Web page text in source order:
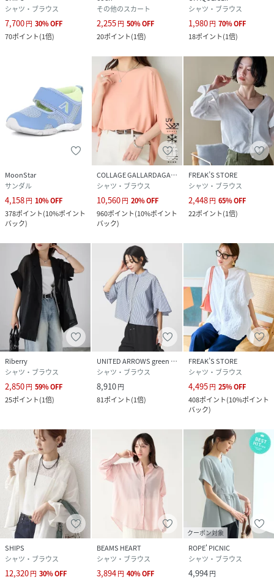
シャツ・ブラウス
7,700円 30%OFF
70ポイント(1倍)
その他のスカート
2,255円 50%OFF
20ポイント(1倍)
シャツ・ブラウス
1,980円 70%OFF
18ポイント(1倍)
MoonStar
サンダル
4,158円 10%OFF
378ポイント(10%ポイント
バック)
COLLAGE GALLARDAGALANTE
シャツ・ブラウス
10,560円 20%OFF
960ポイント(10%ポイント
バック)
FREAK’S STORE
シャツ・ブラウス
2,448円 65%OFF
22ポイント(1倍)
Riberry
シャツ・ブラウス
2,850円 59%OFF
25ポイント(1倍)
UNITED ARROWS green label relaxing
シャツ・ブラウス
8,910円
81ポイント(1倍)
FREAK’S STORE
シャツ・ブラウス
4,495円 25%OFF
408ポイント(10%ポイント
バック)
SHIPS
シャツ・ブラウス
12,320円 30%OFF
BEAMS HEART
シャツ・ブラウス
3,894円 40%OFF
クーポン対象
ROPE' PICNIC
シャツ・ブラウス
4,994円